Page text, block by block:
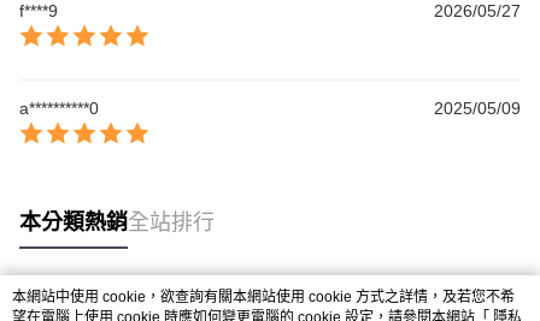
f****9
2026/05/27
a**********0 2025/05/09
本分類熱銷全站排行
熱門標籤
本網站中使用 cookie，欲查詢有關本網站使用 cookie 方式之詳情，及若您不希
望在電腦上使用 cookie 時應如何變更電腦的 cookie 設定，請參閱本網站「 隱私